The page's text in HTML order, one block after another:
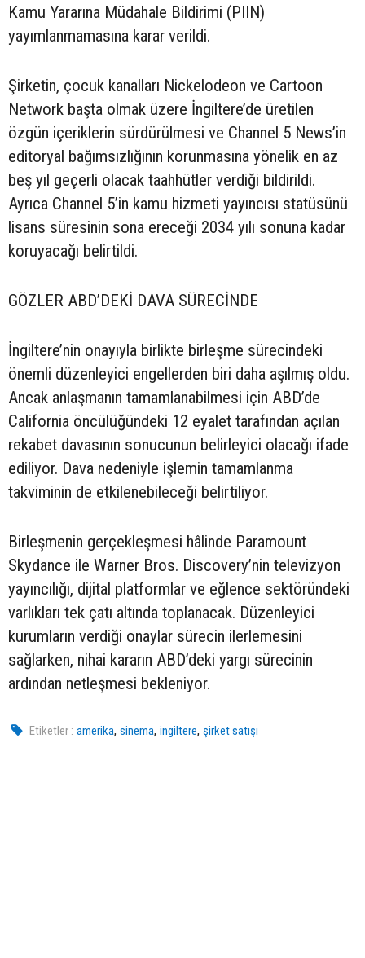
Kamu Yararına Müdahale Bildirimi (PIIN)
yayımlanmamasına karar verildi.
Şirketin, çocuk kanalları Nickelodeon ve Cartoon
Network başta olmak üzere İngiltere’de üretilen
özgün içeriklerin sürdürülmesi ve Channel 5 News’in
editoryal bağımsızlığının korunmasına yönelik en az
beş yıl geçerli olacak taahhütler verdiği bildirildi.
Ayrıca Channel 5’in kamu hizmeti yayıncısı statüsünü
lisans süresinin sona ereceği 2034 yılı sonuna kadar
koruyacağı belirtildi.
GÖZLER ABD’DEKİ DAVA SÜRECİNDE
İngiltere’nin onayıyla birlikte birleşme sürecindeki
önemli düzenleyici engellerden biri daha aşılmış oldu.
Ancak anlaşmanın tamamlanabilmesi için ABD’de
California öncülüğündeki 12 eyalet tarafından açılan
rekabet davasının sonucunun belirleyici olacağı ifade
ediliyor. Dava nedeniyle işlemin tamamlanma
takviminin de etkilenebileceği belirtiliyor.
Birleşmenin gerçekleşmesi hâlinde Paramount
Skydance ile Warner Bros. Discovery’nin televizyon
yayıncılığı, dijital platformlar ve eğlence sektöründeki
varlıkları tek çatı altında toplanacak. Düzenleyici
kurumların verdiği onaylar sürecin ilerlemesini
sağlarken, nihai kararın ABD’deki yargı sürecinin
ardından netleşmesi bekleniyor.
Etiketler : amerika,sinema,ingiltere,şirket satışı